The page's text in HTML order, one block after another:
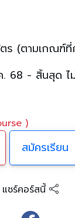
ร (ตามเกณฑ์
. 68 - สิ้นสุด ไ
)
สมัครเรียน
แชร์คอร์สนี้